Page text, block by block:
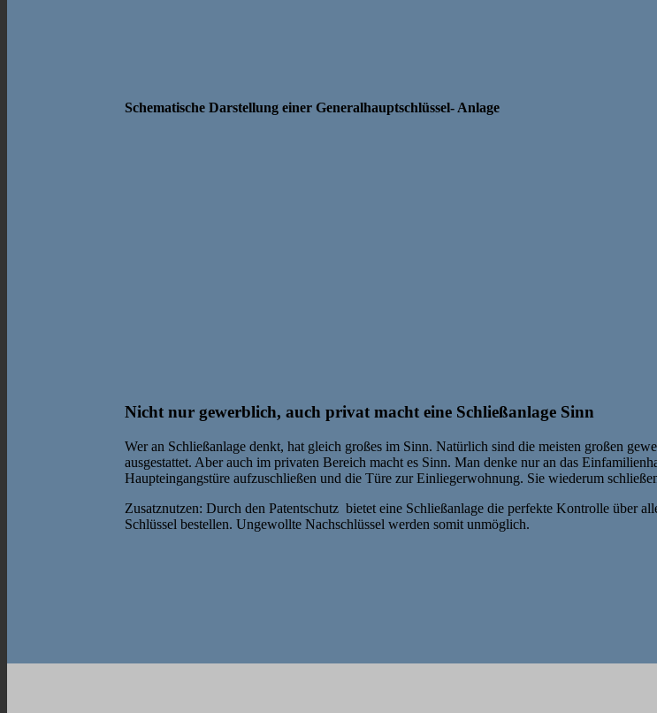
Schematische Darstellung einer Generalhauptschlüssel- Anlage
Nicht nur gewerblich, auch privat macht eine Schließanlage Sinn
Wer an Schließanlage denkt, hat gleich großes im Sinn. Natürlich sind die meisten großen
ausgestattet. Aber auch im privaten Bereich macht es Sinn. Man denke nur an das
Haupteingangstüre aufzuschließen und die Türe zur Einliegerwohnung. Sie wiederum
Zusatznutzen: Durch den Patentschutz bietet eine Schließanlage die perfekte Kontrolle über
Schlüssel bestellen. Ungewollte Nachschlüssel werden somit unmöglich.